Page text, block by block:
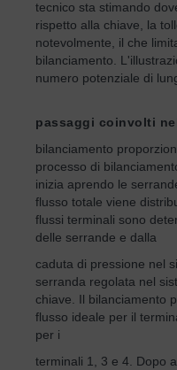
tecnico sta stimando
rispetto alla chiave, la
notevolmente, il che
bilanciamento.
numero potenziale di
passaggi coinvolti
bilanciamento
processo di
inizia aprendo le
flusso totale viene
flussi terminali sono
delle serrande e dalla
caduta di pressione nel
serranda regolata nel
chiave. Il bilanciamento
flusso ideale per il
per i
terminali 1, 3 e 4. Dopo